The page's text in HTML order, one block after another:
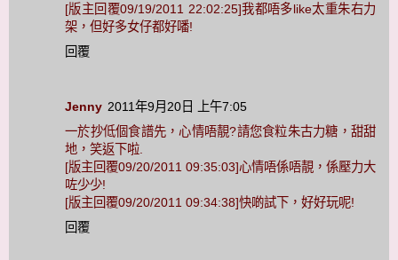
[版主回覆09/19/2011 22:02:25]我都唔多like太重朱右力
架，但好多女仔都好噃!
回覆
Jenny 2011年9月20日 上午7:05
一於抄低個食譜先，心情唔靚?請您食粒朱古力糖，甜甜
地，笑返下啦.
[版主回覆09/20/2011 09:35:03]心情唔係唔靚，係壓力大
咗少少!
[版主回覆09/20/2011 09:34:38]快啲試下，好好玩呢!
回覆